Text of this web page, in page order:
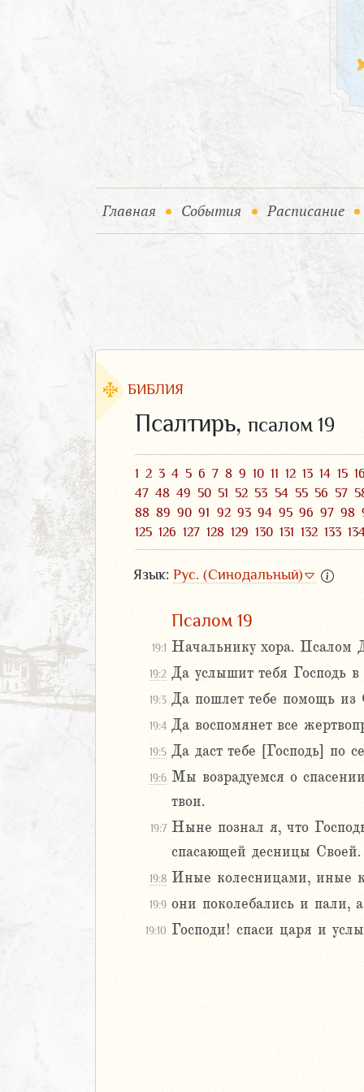
Главная (current)
События (current)
Расписание
БИБЛИЯ
Псалтирь, псалом 19
1 2 3 4 5 6 7 8 9 10 11 12 13 14 15 16
47 48 49 50 51 52 53 54 55 56 57
88 89 90 91 92 93 94 95 96 97 98
125 126 127 128 129 130 131 132 133
Язык: Рус. (Синодальный)
Псалом 19
19:1 Начальнику хора. Псалом
19:2 Да услышит тебя Господь
19:3 Да пошлет тебе помощь из
19:4 Да воспомянет все
19:5 Да даст тебе [Господь] по
19:6 Мы возрадуемся о
твои.
19:7 Ныне познал я, что
спасающей десницы Своей.
19:8 Иные колесницами, иные
19:9 они поколебались и пали,
19:10 Господи! спаси царя и